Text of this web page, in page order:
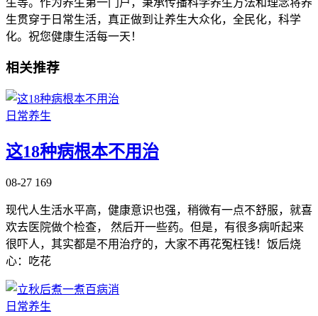
生贯穿于日常生活，真正做到让养生大众化，全民化，科学
化。祝您健康生活每一天！
相关推荐
日常养生
这18种病根本不用治
08-27 169
现代人生活水平高，健康意识也强，稍微有一点不舒服，就喜
欢去医院做个检查， 然后开一些药。但是，有很多病听起来
很吓人，其实都是不用治疗的，大家不再花冤枉钱！饭后烧
心：吃花
日常养生